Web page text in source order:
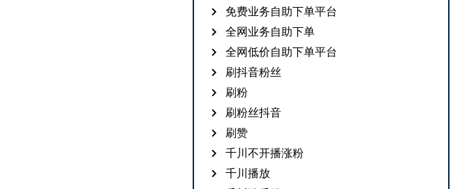
免费业务自助下单平台
全网业务自助下单
全网低价自助下单平台
刷抖音粉丝
刷粉
刷粉丝抖音
刷赞
千川不开播涨粉
千川播放